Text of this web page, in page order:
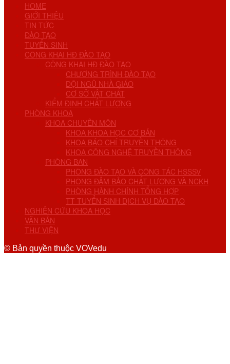
HOME
GIỚI THIỆU
TIN TỨC
ĐÀO TẠO
TUYỂN SINH
CÔNG KHAI HĐ ĐÀO TẠO
CÔNG KHAI HĐ ĐÀO TẠO
CHƯƠNG TRÌNH ĐÀO TẠO
ĐỘI NGŨ NHÀ GIÁO
CƠ SỞ VẬT CHẤT
KIỂM ĐỊNH CHẤT LƯỢNG
PHÒNG KHOA
KHOA CHUYÊN MÔN
KHOA KHOA HỌC CƠ BẢN
KHOA BÁO CHÍ TRUYỀN THÔNG
KHOA CÔNG NGHỆ TRUYỀN THÔNG
PHÒNG BAN
PHÒNG ĐÀO TẠO VÀ CÔNG TÁC HSSSV
PHÒNG ĐẢM BẢO CHẤT LƯỢNG VÀ NCKH
PHÒNG HÀNH CHÍNH TỔNG HỢP
TT TUYỂN SINH DỊCH VỤ ĐÀO TẠO
NGHIÊN CỨU KHOA HỌC
VĂN BẢN
THƯ VIỆN
© Bản quyền thuộc VOVedu